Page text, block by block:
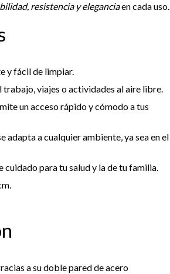
resistencia y eleganciaen cada uso.
y fácil de limpiar.
viajes o actividades al aire libre.
un acceso rápido y cómodo a tus
adapta a cualquier ambiente, ya sea en el
cuidado para tu salud y la de tu familia.
a su doble pared de acero